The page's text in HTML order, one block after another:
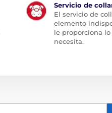
Servicio de
El servicio de
elemento
le proporciona
necesita.